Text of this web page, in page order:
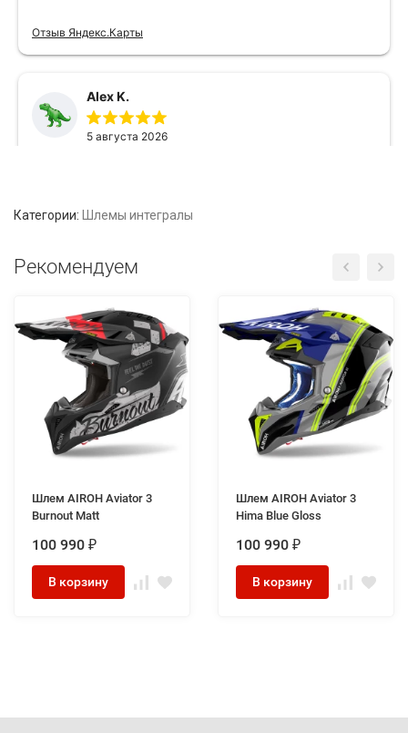
Категории: Шлемы интегралы
Рекомендуем
Шлем AIROH Aviator 3
Burnout Matt
100 990 ₽
В корзину
Шлем AIROH Aviator 3
Hima Blue Gloss
100 990 ₽
В корзину